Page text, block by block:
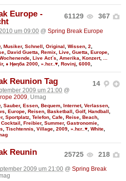
61129 367
Europe -
um 09:00 @ Spring Break Europe
, Musiker, Schnell Original Wissen 2
David Guetta Remix Live Guetta Europe
Live Act´s Amerika Konzert,
, ♦ Ңөηба 2000 ».hεr..♥ Rovinj 6000
14
Reunion Tag
2009 um 21:00 @
2009, Umag
, Sauber, Essen Bequem Internet, Verlassen
Europe Reisen Basketball Golf, Handball
, Sportplatz Telefon Cafe Reise Beach
Cocktail Freibier, Summer, Gastronomie
Tischtennis Village 2009 ».hεr..♥ White
25725 218
Reunin
2009 um 21:00 @ Spring Break